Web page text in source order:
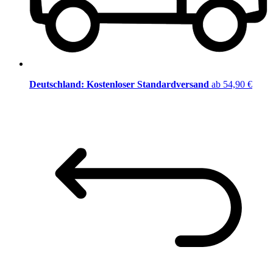
Deutschland: Kostenloser Standardversand ab 54,90 €